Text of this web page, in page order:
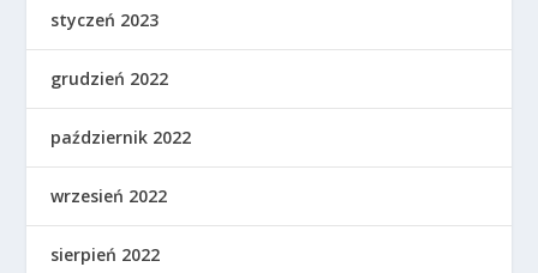
styczeń 2023
grudzień 2022
październik 2022
wrzesień 2022
sierpień 2022